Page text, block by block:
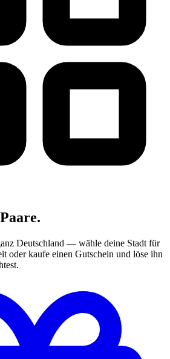
Deutschland — wähle deine Stadt für
oder kaufe einen Gutschein und löse ihn